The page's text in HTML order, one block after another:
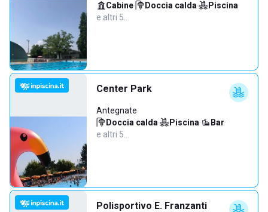
Cabine· Doccia calda· Piscina·
e altri 5…
Center Park
Antegnate
Doccia calda· Piscina· Bar·
e altri 5…
Polisportivo E. Franzanti